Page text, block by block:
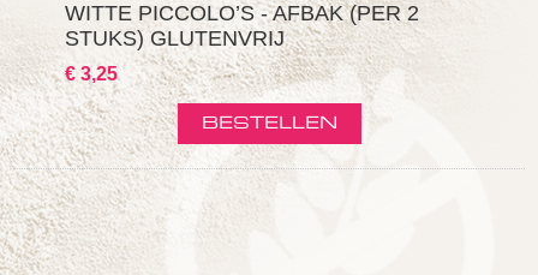
WITTE PICCOLO’S - AFBAK (PER 2
STUKS) GLUTENVRIJ
€ 3,25